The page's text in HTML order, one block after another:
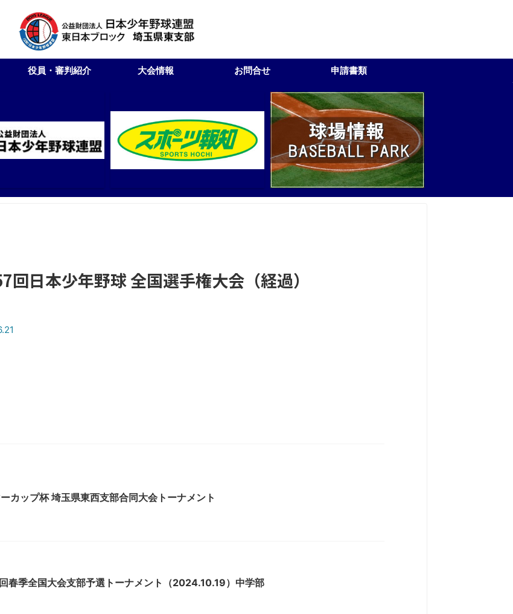
役員・審判紹介 大会情報 お問合せ 申請書類
日本少年野球 全国選手権大会（経過）
カップ杯 埼玉県東西支部合同大会トーナメント
春季全国大会支部予選トーナメント（2024.10.19）中学部